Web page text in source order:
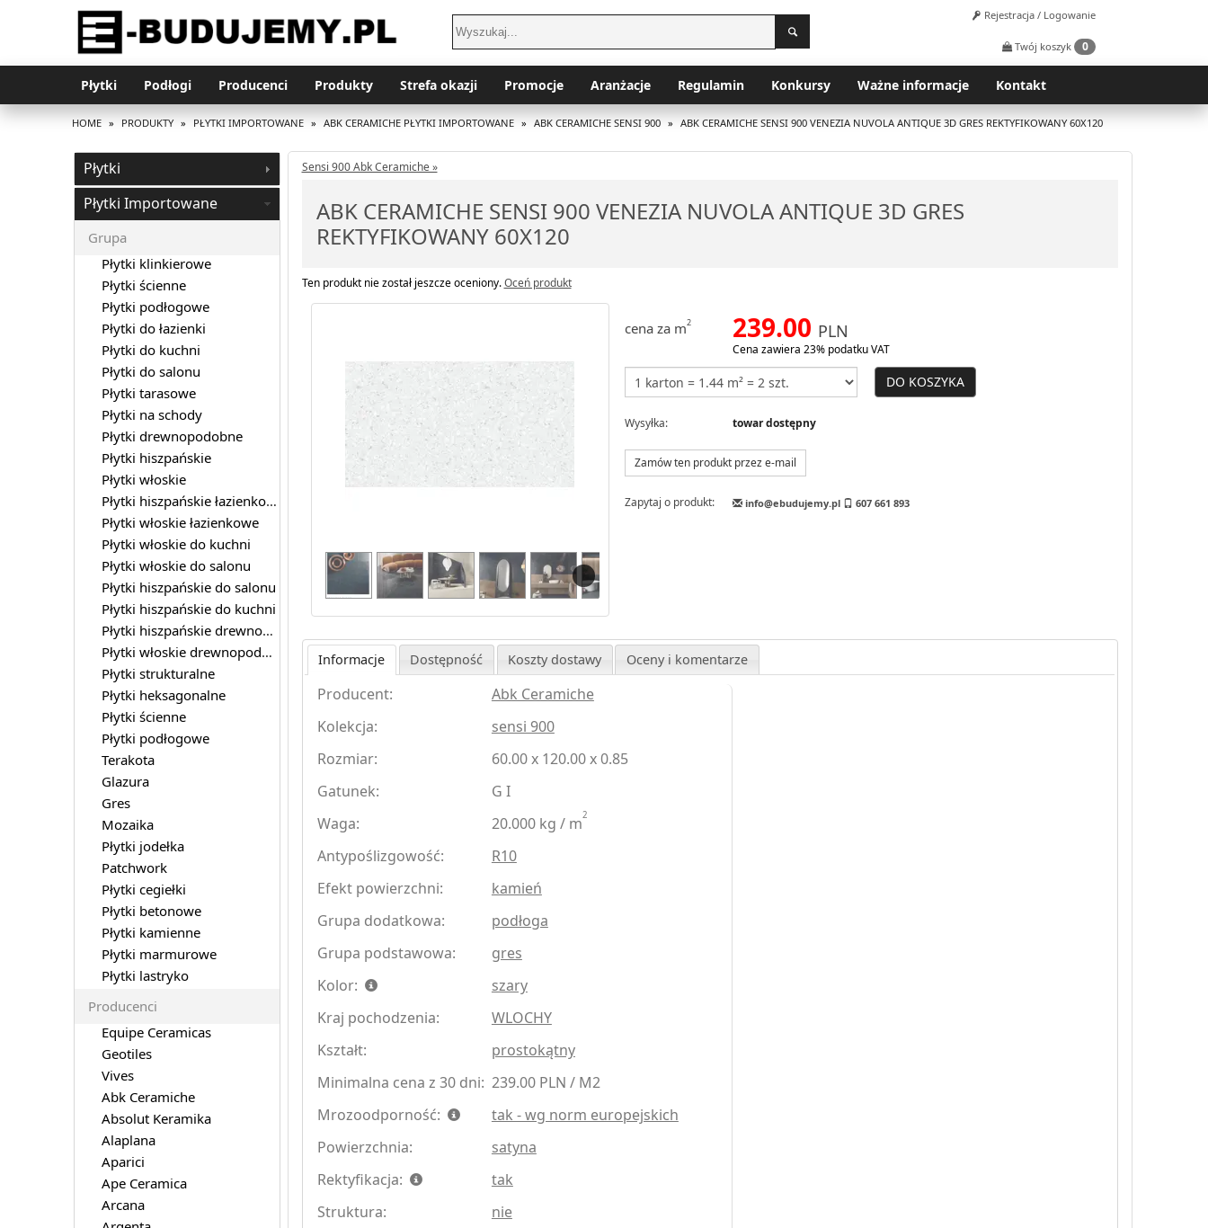
Rejestracja / Logowanie
Twój koszyk 0
Płytki Podłogi Producenci Produkty Strefa okazji Promocje Aranżacje Regulamin Konkursy Ważne informacje Kontakt
HOME » PRODUKTY » PŁYTKI IMPORTOWANE » ABK CERAMICHE PŁYTKI IMPORTOWANE » ABK CERAMICHE SENSI 900 » ABK CERAMICHE SENSI 900 VENEZIA NUVOLA ANTIQUE 3D GRES REKTYFIKOWANY 60X120
Sensi 900 Abk Ceramiche »
ABK CERAMICHE SENSI 900 VENEZIA NUVOLA ANTIQUE 3D GRES
REKTYFIKOWANY 60X120
Ten produkt nie został jeszcze oceniony.Oceń produkt
cena za m2 239.00 PLN
Cena zawiera 23% podatku VAT
DO KOSZYKA
Wysyłka: towar dostępny
Zamów ten produkt przez e-mail
Zapytaj o produkt: info@ebudujemy.pl 607 661 893
Informacje Dostępność Koszty dostawy Oceny i komentarze
Producent:
Abk Ceramiche
Kolekcja:
sensi 900
Rozmiar:
60.00 x 120.00 x 0.85
Gatunek:
G I
Waga:
20.000 kg / m2
Antypoślizgowość:
R10
Efekt powierzchni:
kamień
Grupa dodatkowa:
podłoga
Grupa podstawowa:
gres
Kolor:
szary
Kraj pochodzenia:
WLOCHY
Kształt:
prostokątny
Minimalna cena z 30 dni: 239.00 PLN / M2
Mrozoodporność:
tak - wg norm europejskich
Powierzchnia:
satyna
Rektyfikacja:
tak
Struktura:
nie
Płytki
Płytki Importowane
Grupa
Płytki klinkierowe
Płytki ścienne
Płytki podłogowe
Płytki do łazienki
Płytki do kuchni
Płytki do salonu
Płytki tarasowe
Płytki na schody
Płytki drewnopodobne
Płytki hiszpańskie
Płytki włoskie
Płytki hiszpańskie łazienkowe
Płytki włoskie łazienkowe
Płytki włoskie do kuchni
Płytki włoskie do salonu
Płytki hiszpańskie do salonu
Płytki hiszpańskie do kuchni
Płytki hiszpańskie drewnopodobne
Płytki włoskie drewnopodobne
Płytki strukturalne
Płytki heksagonalne
Płytki ścienne
Płytki podłogowe
Terakota
Glazura
Gres
Mozaika
Płytki jodełka
Patchwork
Płytki cegiełki
Płytki betonowe
Płytki kamienne
Płytki marmurowe
Płytki lastryko
Producenci
Equipe Ceramicas
Geotiles
Vives
Abk Ceramiche
Absolut Keramika
Alaplana
Aparici
Ape Ceramica
Arcana